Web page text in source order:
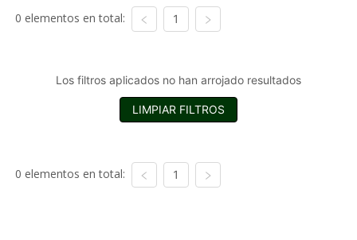
0 elementos en total: 1
Los filtros aplicados no han arrojado resultados
LIMPIAR FILTROS
0 elementos en total: 1